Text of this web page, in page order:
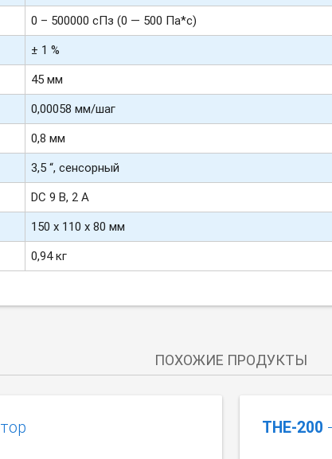
0 – 500000 сПз (0 — 500 Па*с)
± 1 %
45 мм
0,00058 мм/шаг
0,8 мм
3,5 “, сенсорный
DC 9 В, 2 А
150 х 110 х 80 мм
0,94 кг
ПОХОЖИЕ ПРОДУКТЫ
THE-200